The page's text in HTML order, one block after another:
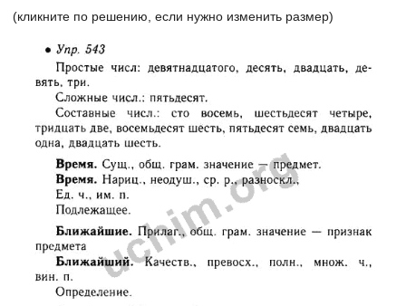
(кликните по решению, если нужно изменить размер)